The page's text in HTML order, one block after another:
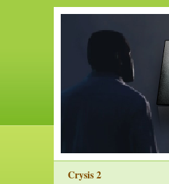
Crysis 2